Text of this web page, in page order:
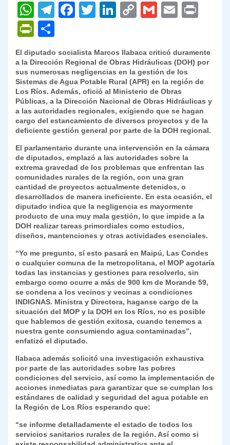
W
h
at
s
A
p
p
T
gr
a
m
F
e
b
o
o
k
T
er
Li
e
dI
n
C
y
Li
n
k
G
l
E
l
P
ri
nt
Fr
ie
n
dl
y
m
p
ar
tir
El diputado socialista Marcos Ilabaca criticó duramente
a la Dirección Regional de Obras Hidráulicas (DOH) por
sus numerosas negligencias en la gestión de los
Sistemas de Agua Potable Rural (APR) en la región de
Los Ríos. Además, ofició al Ministerio de Obras
Públicas, a la Dirección Nacional de Obras Hidráulicas y
a las autoridades regionales, exigiendo que se hagan
cargo del estancamiento de diversos proyectos y de la
deficiente gestión general por parte de la DOH regional.
El parlamentario durante una intervención en la cámara
de diputados, emplazó a las autoridades sobre la
extrema gravedad de los problemas que enfrentan las
comunidades rurales de la región, con una gran
cantidad de proyectos actualmente detenidos, o
desarrollados de manera ineficiente. En esta ocasión, el
diputado indica que la negligencia es mayormente
producto de una muy mala gestión, lo que impide a la
DOH realizar tareas primordiales como estudios,
diseños, mantenciones y otras actividades esenciales.
“Yo me pregunto, sí esto pasará en Maipú, Las Condes
o cualquier comuna de la metropolitana, el MOP agotaría
todas las instancias y gestiones para resolverlo, sin
embargo como ocurre a más de 900 km de Morande 59,
se condena a los vecinos y vecinas a condiciones
INDIGNAS. Ministra y Directora, haganse cargo de la
situación del MOP y la DOH en los Ríos, no es posible
que hablemos de gestión exitosa, cuando tenemos a
nuestra gente consumiendo agua contaminadas”,
enfatizó el diputado.
Ilabaca además solicitó una investigación exhaustiva
por parte de las autoridades sobre las pobres
condiciones del servicio, así como la implementación de
acciones inmediatas para garantizar que se cumplan los
estándares de calidad y seguridad del agua potable en
la Región de Los Ríos esperando que:
“se informe detalladamente el estado de todos los
servicios sanitarios rurales de la región. Así como si